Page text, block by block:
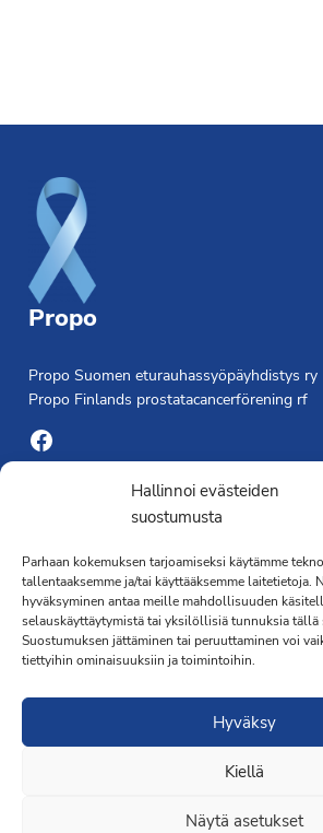
Hallinnoi evästeiden
suostumusta
Parhaan kokemuksen tarjoamiseksi käytämme
tallentaaksemme ja/tai käyttääksemme laitetietoja.
hyväksyminen antaa meille mahdollisuuden
selauskäyttäytymistä tai yksilöllisiä tunnuksia tällä
Suostumuksen jättäminen tai peruuttaminen voi
tiettyihin ominaisuuksiin ja toimintoihin.
Hyväksy
Kiellä
Näytä asetukset
Propo
Propo Suomen eturauhassyöpäyhdistys ry
Propo Finlands prostatacancerförening rf
Facebook
Yhdistyksen toimisto
Laivapojankatu 3 C, 00180 Helsinki
toimisto@propo.fi
Saavutettavuusseloste »
Toiminnanjohtaja